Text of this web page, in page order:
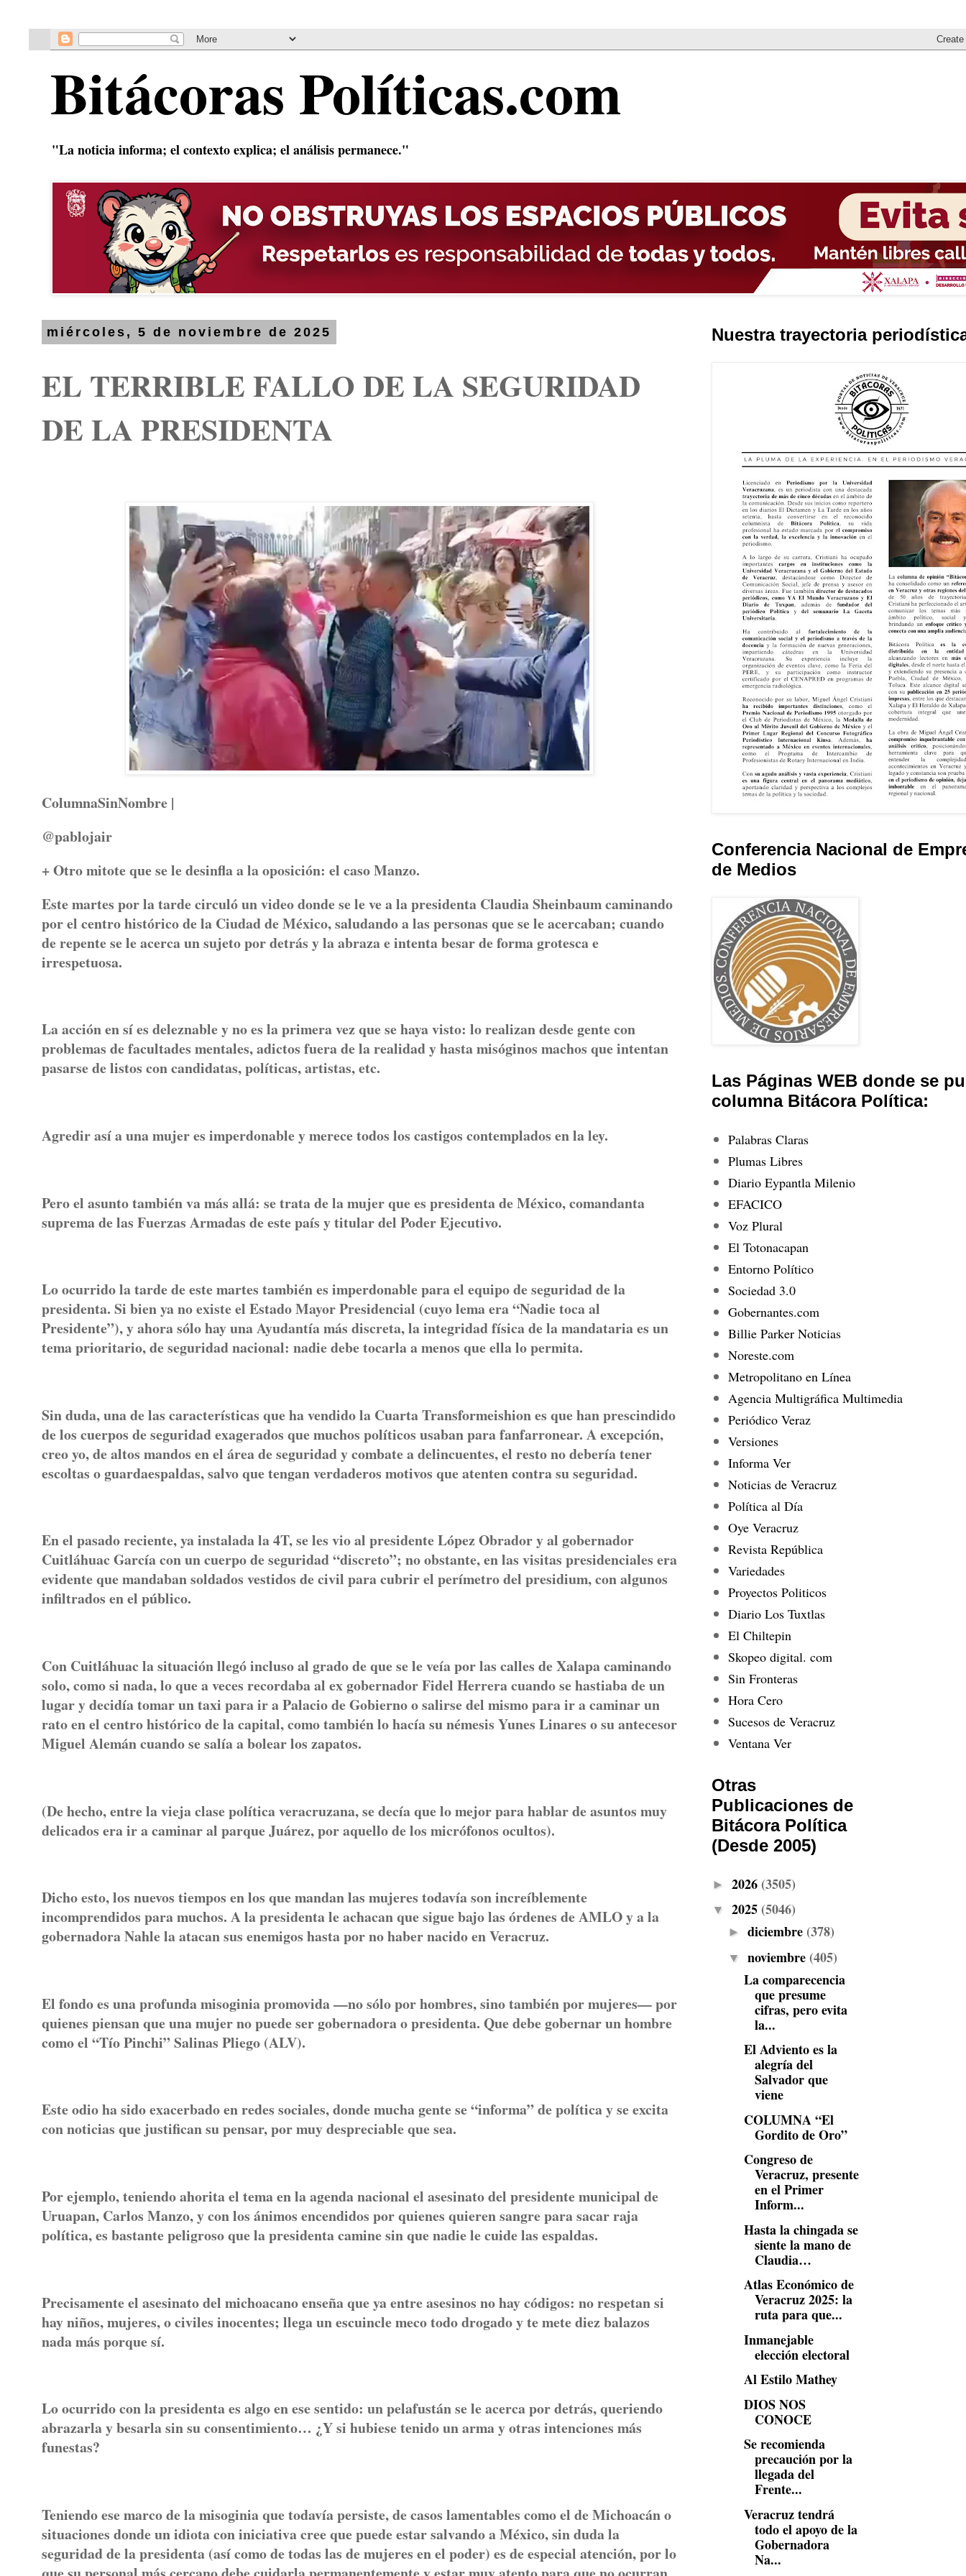
Bitácoras Políticas.com
"La noticia informa; el contexto explica; el análisis permanece."
miércoles, 5 de noviembre de 2025
EL TERRIBLE FALLO DE LA SEGURIDAD
DE LA PRESIDENTA
ColumnaSinNombre |
@pablojair
+ Otro mitote que se le desinfla a la oposición: el caso Manzo.
Este martes por la tarde circuló un video donde se le ve a la presidenta Claudia Sheinbaum caminando
por el centro histórico de la Ciudad de México, saludando a las personas que se le acercaban; cuando
de repente se le acerca un sujeto por detrás y la abraza e intenta besar de forma grotesca e
irrespetuosa.
La acción en sí es deleznable y no es la primera vez que se haya visto: lo realizan desde gente con
problemas de facultades mentales, adictos fuera de la realidad y hasta misóginos machos que intentan
pasarse de listos con candidatas, políticas, artistas, etc.
Agredir así a una mujer es imperdonable y merece todos los castigos contemplados en la ley.
Pero el asunto también va más allá: se trata de la mujer que es presidenta de México, comandanta
suprema de las Fuerzas Armadas de este país y titular del Poder Ejecutivo.
Lo ocurrido la tarde de este martes también es imperdonable para el equipo de seguridad de la
presidenta. Si bien ya no existe el Estado Mayor Presidencial (cuyo lema era “Nadie toca al
Presidente”), y ahora sólo hay una Ayudantía más discreta, la integridad física de la mandataria es un
tema prioritario, de seguridad nacional: nadie debe tocarla a menos que ella lo permita.
Sin duda, una de las características que ha vendido la Cuarta Transformeishion es que han prescindido
de los cuerpos de seguridad exagerados que muchos políticos usaban para fanfarronear. A excepción,
creo yo, de altos mandos en el área de seguridad y combate a delincuentes, el resto no debería tener
escoltas o guardaespaldas, salvo que tengan verdaderos motivos que atenten contra su seguridad.
En el pasado reciente, ya instalada la 4T, se les vio al presidente López Obrador y al gobernador
Cuitláhuac García con un cuerpo de seguridad “discreto”; no obstante, en las visitas presidenciales era
evidente que mandaban soldados vestidos de civil para cubrir el perímetro del presidium, con algunos
infiltrados en el público.
Con Cuitláhuac la situación llegó incluso al grado de que se le veía por las calles de Xalapa caminando
solo, como si nada, lo que a veces recordaba al ex gobernador Fidel Herrera cuando se hastiaba de un
lugar y decidía tomar un taxi para ir a Palacio de Gobierno o salirse del mismo para ir a caminar un
rato en el centro histórico de la capital, como también lo hacía su némesis Yunes Linares o su antecesor
Miguel Alemán cuando se salía a bolear los zapatos.
(De hecho, entre la vieja clase política veracruzana, se decía que lo mejor para hablar de asuntos muy
delicados era ir a caminar al parque Juárez, por aquello de los micrófonos ocultos).
Dicho esto, los nuevos tiempos en los que mandan las mujeres todavía son increíblemente
incomprendidos para muchos. A la presidenta le achacan que sigue bajo las órdenes de AMLO y a la
gobernadora Nahle la atacan sus enemigos hasta por no haber nacido en Veracruz.
El fondo es una profunda misoginia promovida —no sólo por hombres, sino también por mujeres— por
quienes piensan que una mujer no puede ser gobernadora o presidenta. Que debe gobernar un hombre
como el “Tío Pinchi” Salinas Pliego (ALV).
Este odio ha sido exacerbado en redes sociales, donde mucha gente se “informa” de política y se excita
con noticias que justifican su pensar, por muy despreciable que sea.
Por ejemplo, teniendo ahorita el tema en la agenda nacional el asesinato del presidente municipal de
Uruapan, Carlos Manzo, y con los ánimos encendidos por quienes quieren sangre para sacar raja
política, es bastante peligroso que la presidenta camine sin que nadie le cuide las espaldas.
Precisamente el asesinato del michoacano enseña que ya entre asesinos no hay códigos: no respetan si
hay niños, mujeres, o civiles inocentes; llega un escuincle meco todo drogado y te mete diez balazos
nada más porque sí.
Lo ocurrido con la presidenta es algo en ese sentido: un pelafustán se le acerca por detrás, queriendo
abrazarla y besarla sin su consentimiento… ¿Y si hubiese tenido un arma y otras intenciones más
funestas?
Teniendo ese marco de la misoginia que todavía persiste, de casos lamentables como el de Michoacán o
situaciones donde un idiota con iniciativa cree que puede estar salvando a México, sin duda la
seguridad de la presidenta (así como de todas las de mujeres en el poder) es de especial atención, por lo
Nuestra trayectoria
Conferencia Nacional de
de Medios
Las Páginas WEB donde se
columna Bitácora Política:
Palabras Claras
Plumas Libres
Diario Eypantla Milenio
EFACICO
Voz Plural
El Totonacapan
Entorno Político
Sociedad 3.0
Gobernantes.com
Billie Parker Noticias
Noreste.com
Metropolitano en Línea
Agencia Multigráfica Multimedia
Periódico Veraz
Versiones
Informa Ver
Noticias de Veracruz
Política al Día
Oye Veracruz
Revista República
Variedades
Proyectos Politicos
Diario Los Tuxtlas
El Chiltepin
Skopeo digital. com
Sin Fronteras
Hora Cero
Sucesos de Veracruz
Ventana Ver
Otras
Publicaciones de
Bitácora Política
(Desde 2005)
► 2026 (3505)
▼ 2025 (5046)
► diciembre (378)
▼ noviembre (405)
La comparecencia
que presume
cifras, pero evita
la...
El Adviento es la
alegría del
Salvador que
viene
COLUMNA “El
Gordito de Oro”
Congreso de
Veracruz, presente
en el Primer
Inform...
Hasta la chingada se
siente la mano de
Claudia…
Atlas Económico de
Veracruz 2025: la
ruta para que...
Inmanejable
elección electoral
Al Estilo Mathey
DIOS NOS
CONOCE
Se recomienda
precaución por la
llegada del
Frente...
Veracruz tendrá
todo el apoyo de la
Gobernadora
Na...